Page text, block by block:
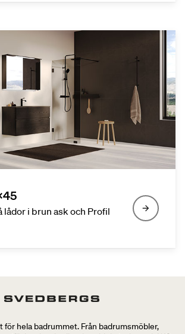
lådor i brun ask och Profil
för hela badrummet. Från badrumsmöbler,